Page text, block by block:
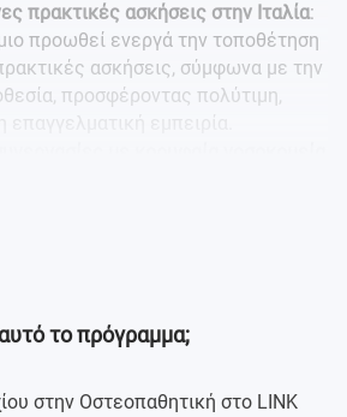
πρακτικές ασκήσεις στην Ιταλία:
προωθεί ενεργά την τοποθέτηση
ασκήσεις, σύμφωνα με την
προσφέροντας πολύτιμη,
το πρόγραμμα;
στην Οστεοπαθητική στο LINK